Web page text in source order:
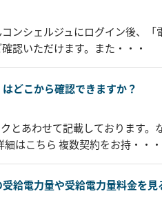
ンシェルジュにログイン後、
認いただけます。また・・・
どこから確認できますか？
とあわせて記載しております。
はこちら 複数契約をお持・・・
給電力量や受給電力量料金を見